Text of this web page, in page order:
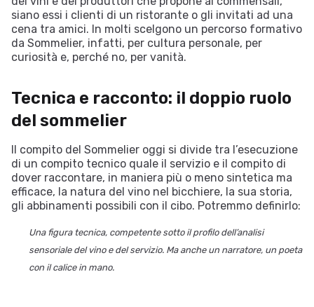
siano essi i clienti di un ristorante o gli invitati ad una
cena tra amici. In molti scelgono un percorso formativo
da Sommelier, infatti, per cultura personale, per
curiosità e, perché no, per vanità.
Tecnica e racconto: il doppio ruolo
del sommelier
Il compito del Sommelier oggi si divide tra l’esecuzione
di un compito tecnico quale il servizio e il compito di
dover raccontare, in maniera più o meno sintetica ma
efficace, la natura del vino nel bicchiere, la sua storia,
gli abbinamenti possibili con il cibo. Potremmo definirlo:
Una figura tecnica, competente sotto il profilo dell’analisi
sensoriale del vino e del servizio. Ma anche un narratore, un poeta
con il calice in mano.